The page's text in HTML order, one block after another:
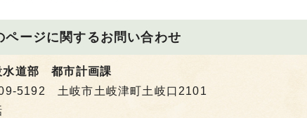
ページに関するお問い合わせ
水道部 都市計画課
5192 土岐市土岐津町土岐口2101